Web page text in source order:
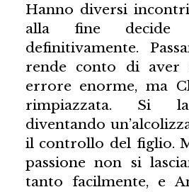
Hanno diversi
alla fine decide
definitivamente.
rende conto di aver
errore enorme, ma
rimpiazzata. Si
diventando
il controllo del figlio.
passione non si
tanto facilmente, e